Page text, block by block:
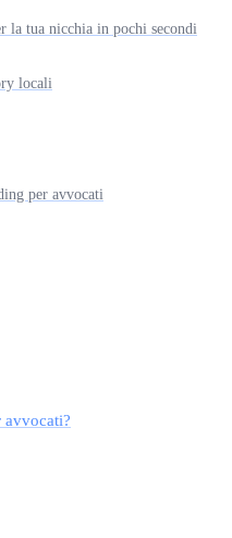
la tua nicchia in pochi secondi
locali
per avvocati
avvocati?